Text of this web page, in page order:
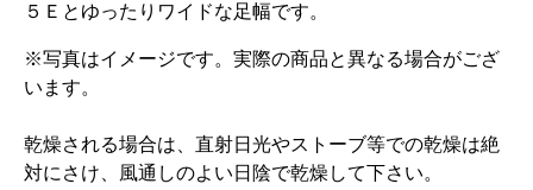
５Ｅとゆったりワイドな足幅です。
※写真はイメージです。実際の商品と異なる場合がござ
います。
乾燥される場合は、直射日光やストーブ等での乾燥は絶
対にさけ、風通しのよい日陰で乾燥して下さい。